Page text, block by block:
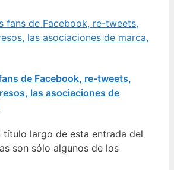
de Facebook, re-tweets,
las asociaciones de
título largo de esta entrada del
son sólo algunos de los